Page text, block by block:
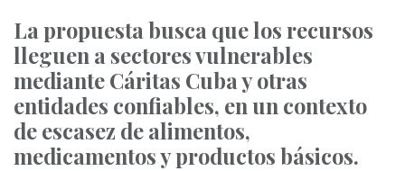
La propuesta busca que los recursos
lleguen a sectores vulnerables
mediante Cáritas Cuba y otras
entidades confiables, en un contexto
de escasez de alimentos,
medicamentos y productos básicos.